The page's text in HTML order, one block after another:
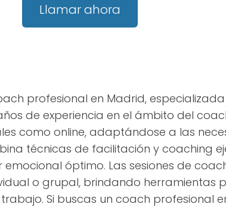
Llamar ahora
profesional en Madrid,
de experiencia en el ámbito del
como online, adaptándose a las
técnicas de facilitación y coaching
óptimo. Las sesiones de
o grupal, brindando herramientas
Si buscas un coach profesional